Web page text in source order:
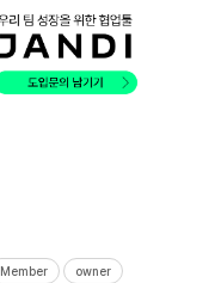
Member owner